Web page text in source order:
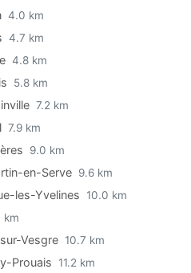
4.0 km
4.7 km
4.8 km
5.8 km
7.2 km
7.9 km
9.0 km
en-Serve 9.6 km
les-Yvelines 10.0 km
km
Vesgre 10.7 km
Prouais 11.2 km